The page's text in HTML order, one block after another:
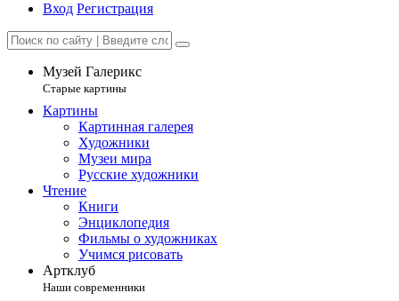
Вход Регистрация
Музей Галерикс
Старые картины
Картины
Картинная галерея
Художники
Музеи мира
Русские художники
Чтение
Книги
Энциклопедия
Фильмы о художниках
Учимся рисовать
Артклуб
Наши современники